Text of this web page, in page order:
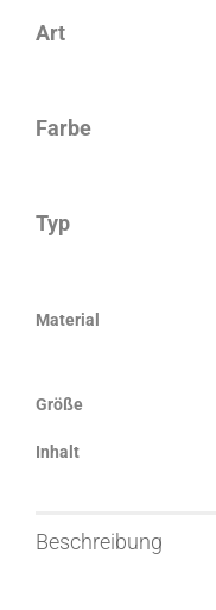
Art
Farbe
Typ
Material
Größe
Inhalt
Beschreibung